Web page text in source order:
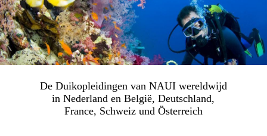
De Duikopleidingen van NAUI wereldwijd
in Nederland en België, Deutschland,
France, Schweiz und Österreich